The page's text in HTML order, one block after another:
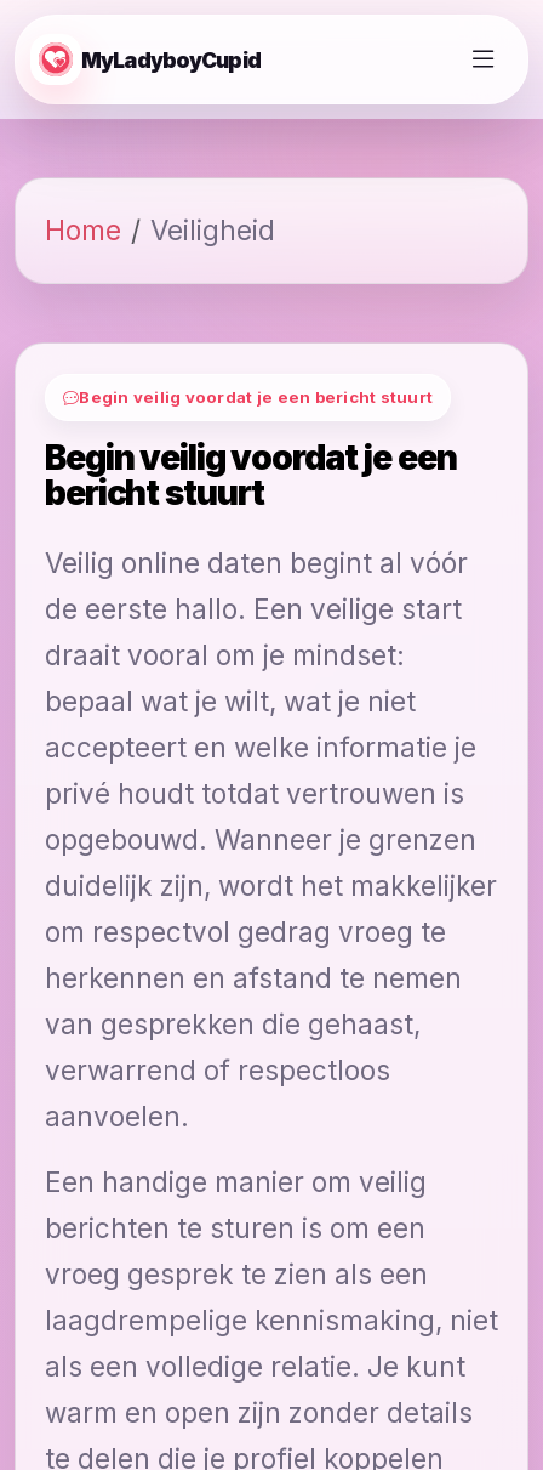
MyLadyboyCupid
Home Veiligheid
Begin veilig voordat je een bericht stuurt
Begin veilig voordat je een
bericht stuurt
Veilig online daten begint al vóór
de eerste hallo. Een veilige start
draait vooral om je mindset:
bepaal wat je wilt, wat je niet
accepteert en welke informatie je
privé houdt totdat vertrouwen is
opgebouwd. Wanneer je grenzen
duidelijk zijn, wordt het makkelijker
om respectvol gedrag vroeg te
herkennen en afstand te nemen
van gesprekken die gehaast,
verwarrend of respectloos
aanvoelen.
Een handige manier om veilig
berichten te sturen is om een
vroeg gesprek te zien als een
laagdrempelige kennismaking, niet
als een volledige relatie. Je kunt
warm en open zijn zonder details
te delen die je profiel koppelen